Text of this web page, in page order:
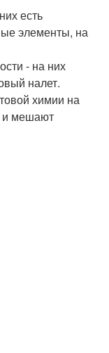
есть
элементы, на
- на них
налет.
химии на
и мешают